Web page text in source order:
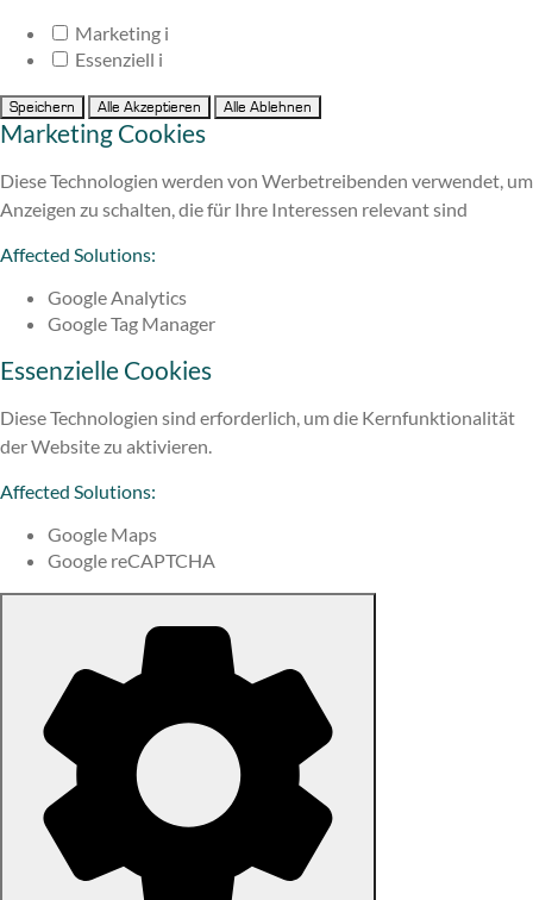
Marketing i
Essenziell i
Speichern Alle Akzeptieren Alle Ablehnen
Marketing Cookies
Diese Technologien werden von Werbetreibenden verwendet, um
Anzeigen zu schalten, die für Ihre Interessen relevant sind
Affected Solutions:
Google Analytics
Google Tag Manager
Essenzielle Cookies
Diese Technologien sind erforderlich, um die Kernfunktionalität
der Website zu aktivieren.
Affected Solutions:
Google Maps
Google reCAPTCHA